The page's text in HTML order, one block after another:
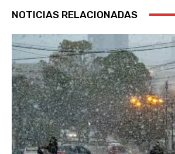
NOTICIAS RELACIONADAS